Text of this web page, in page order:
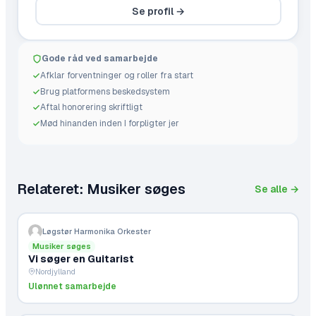
Se profil →
Gode råd ved samarbejde
Afklar forventninger og roller fra start
Brug platformens beskedsystem
Aftal honorering skriftligt
Mød hinanden inden I forpligter jer
Relateret: Musiker søges Se alle →
Løgstør Harmonika Orkester
Musiker søges
Vi søger en Guitarist
Nordjylland
Ulønnet samarbejde